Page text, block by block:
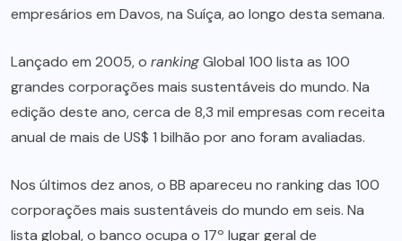
empresários em Davos, na Suíça, ao longo desta semana.
Lançado em 2005, o rankingGlobal 100 lista as 100
grandes corporações mais sustentáveis do mundo. Na
edição deste ano, cerca de 8,3 mil empresas com receita
anual de mais de US$ 1 bilhão por ano foram avaliadas.
Nos últimos dez anos, o BB apareceu no ranking das 100
corporações mais sustentáveis do mundo em seis. Na
lista global, o banco ocupa o 17º lugar geral de